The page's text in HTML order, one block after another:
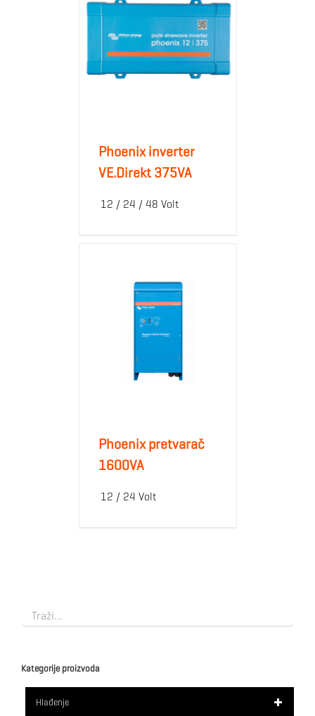
Phoenix inverter
VE.Direkt 375VA
12 / 24 / 48 Volt
Phoenix pretvarač
1600VA
12 / 24 Volt
Kategorije proizvoda
Hlađenje